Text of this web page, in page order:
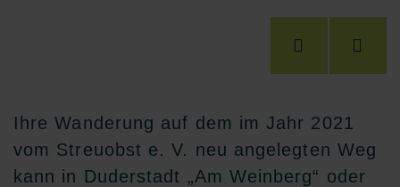
Ihre Wanderung auf dem im Jahr 2021
vom Streuobst e. V. neu angelegten Weg
kann in Duderstadt „Am Weinberg“ oder